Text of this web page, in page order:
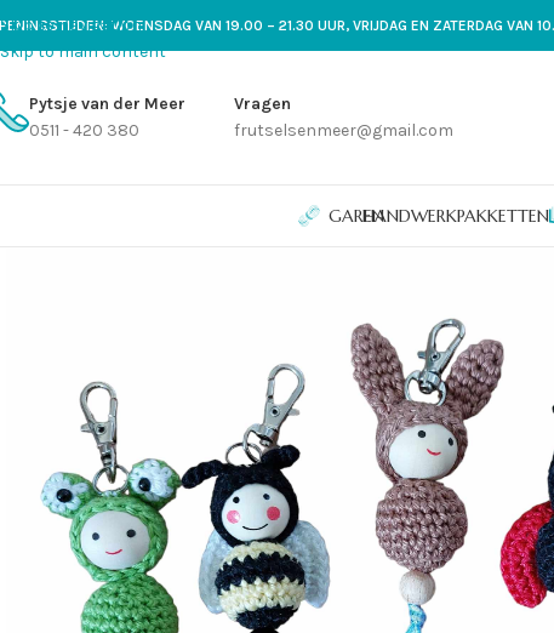
Skip to navigation
Skip to main content
WOENSDAG VAN 19.00 – 21.30 UUR, VRIJDAG EN ZATERDAG VAN
Pytsje van der Meer
0511 - 420 380
Vragen
frutselsenmeer@gmail.com
GARENHANDWERKPAKKETTEN